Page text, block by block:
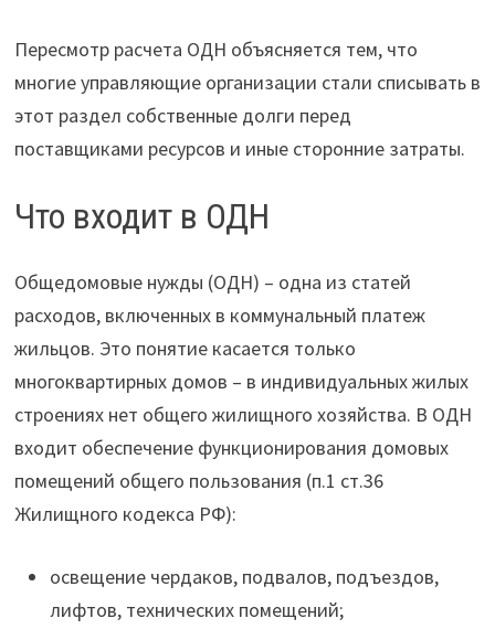
Пересмотр расчета ОДН объясняется тем, что
многие управляющие организации стали списывать в
этот раздел собственные долги перед
поставщиками ресурсов и иные сторонние затраты.
Что входит в ОДН
Общедомовые нужды (ОДН) – одна из статей
расходов, включенных в коммунальный платеж
жильцов. Это понятие касается только
многоквартирных домов – в индивидуальных жилых
строениях нет общего жилищного хозяйства. В ОДН
входит обеспечение функционирования домовых
помещений общего пользования (п.1 ст.36
Жилищного кодекса РФ):
освещение чердаков, подвалов, подъездов,
лифтов, технических помещений;